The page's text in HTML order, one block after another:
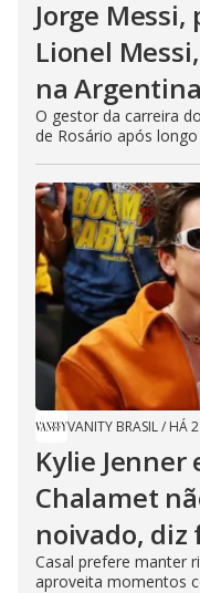
Jorge
Lionel
na Argentina
O gestor da carreira
de Rosário após
VANITY BRASIL/ HÁ
Kylie
Chalamet
noivado, diz
Casal prefere manter
aproveita momentos